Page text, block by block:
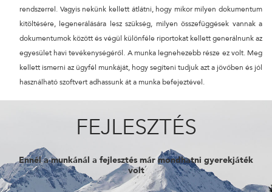
rendszerrel. Vagyis nekünk kellett átlátni, hogy mikor milyen dokumentum
kitöltésére, legenerálására lesz szükség, milyen összefüggések vannak a
dokumentumok között és végül különféle riportokat kellett generálnunk az
egyesület havi tevékenységéről. A munka legnehezebb része ez volt. Meg
kellett ismerni az ügyfél munkáját, hogy segíteni tudjuk azt a jövőben és jól
használható szoftvert adhassunk át a munka befejeztével.
FEJLESZTÉS
Ennél a munkánál a fejlesztés már mondhatni gyerekjáték
volt